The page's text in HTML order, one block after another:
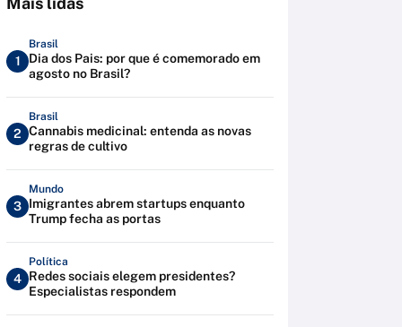
1
Brasil
Dia dos Pais: por que é comemorado em
agosto no Brasil?
2
Brasil
Cannabis medicinal: entenda as novas
regras de cultivo
3
Mundo
Imigrantes abrem startups enquanto
Trump fecha as portas
4
Política
Redes sociais elegem presidentes?
Especialistas respondem